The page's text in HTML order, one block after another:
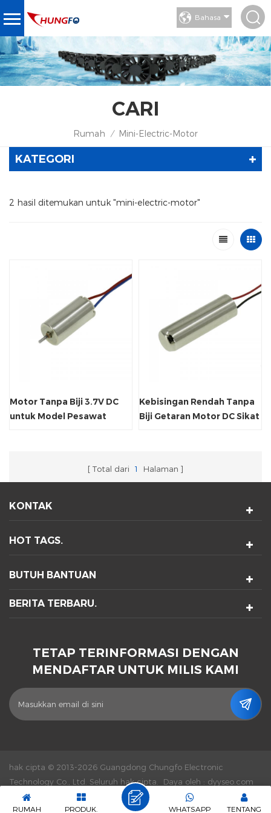
Bahasa
CARI
Rumah / Mini-Electric-Motor
KATEGORI
2 hasil ditemukan untuk "mini-electric-motor"
Motor Tanpa Biji 3.7V DC
untuk Model Pesawat
Kebisingan Rendah Tanpa
Biji Getaran Motor DC Sikat
Total dari 1 Halaman
KONTAK
HOT TAGS.
BUTUH BANTUAN
BERITA TERBARU.
TETAP TERINFORMASI DENGAN
MENDAFTAR UNTUK MILIS KAMI
hak cipta © 2013-2026 Guangdong Chungfo Electronic
Technology Co., Ltd. Seluruh hak cipta.
Daya oleh : dyyseo.com
Sitemap. | Kebijakan Pribadi Jaringan IPv6 didukung
RUMAH PRODUK. TENTANG
WHATSAPP